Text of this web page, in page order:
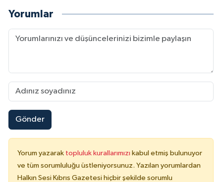
Yorumlar
Gönder
Yorum yazarak topluluk kurallarımızı kabul etmiş bulunuyor
ve tüm sorumluluğu üstleniyorsunuz. Yazılan yorumlardan
Halkın Sesi Kıbrıs Gazetesi hiçbir şekilde sorumlu